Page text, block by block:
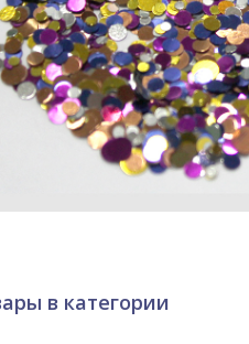
в категории